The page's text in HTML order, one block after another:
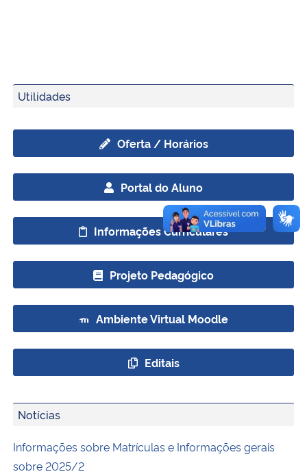
Utilidades
Oferta / Horários
Portal do Aluno
Informações Curriculares
Projeto Pedagógico
Ambiente Virtual Moodle
Editais
Notícias
Informações sobre Matrículas e Informações gerais
sobre 2025/2